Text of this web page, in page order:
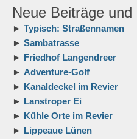
Neue Beiträge und
► Typisch: Straßennamen
► Sambatrasse
► Friedhof Langendreer
► Adventure-Golf
► Kanaldeckel im Revier
► Lanstroper Ei
► Kühle Orte im Revier
► Lippeaue Lünen